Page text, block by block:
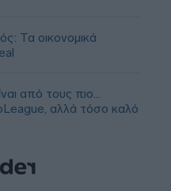
Τα οικονομικά
από τους πιο...
αλλά τόσο καλό